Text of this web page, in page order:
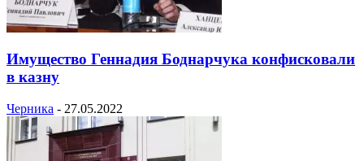
Имущество Геннадия Боднарчука конфисковали
в казну
Черника - 27.05.2022